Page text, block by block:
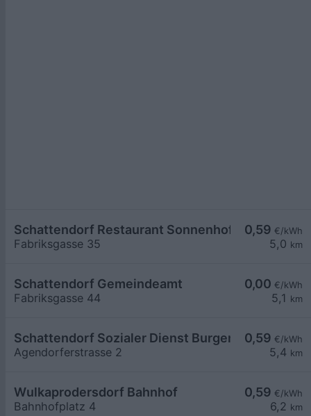
0,59 €/kWh
5,0 km
Schattendorf Restaurant Sonnenhof
Fabriksgasse 35
0,00 €/kWh
5,1 km
Schattendorf Gemeindeamt
Fabriksgasse 44
0,59 €/kWh
5,4 km
Schattendorf Sozialer Dienst Burgenland (LIB)
Agendorferstrasse 2
0,59 €/kWh
6,2 km
Wulkaprodersdorf Bahnhof
Bahnhofplatz 4